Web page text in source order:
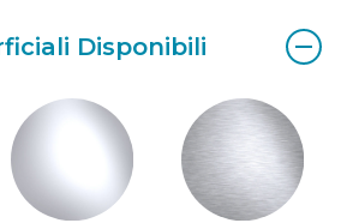
Disponibili